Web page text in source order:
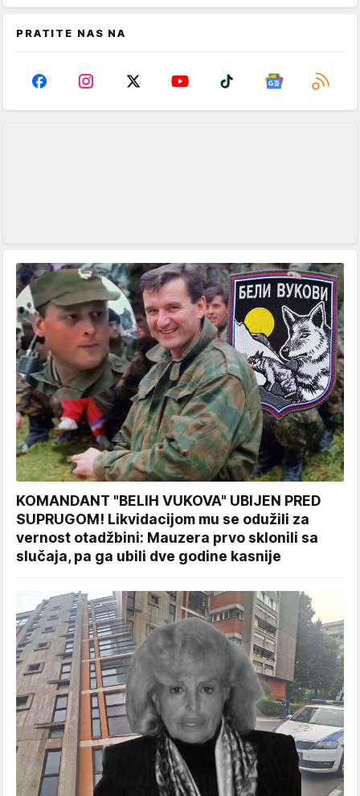
PRATITE NAS NA
KOMANDANT "BELIH VUKOVA" UBIJEN PRED
SUPRUGOM! Likvidacijom mu se odužili za
vernost otadžbini: Mauzera prvo sklonili sa
slučaja, pa ga ubili dve godine kasnije